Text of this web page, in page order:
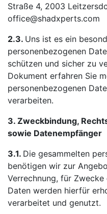
Straße 4, 2003
office@shadxperts.com
2.3. Uns ist es ein
personenbezogenen
schützen und sicher zu
Dokument erfahren Sie
personenbezogenen
verarbeiten.
3. Zweckbindung,
sowie Datenempfänger
3.1. Die gesammelten
benötigen wir zur
Verrechnung, für Zwecke
Daten werden hierfür
verarbeitet und genutzt.